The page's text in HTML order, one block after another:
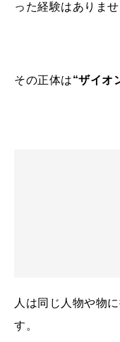
った経験はありませ
その正体は“ザイオ
人は同じ人物や物
す。